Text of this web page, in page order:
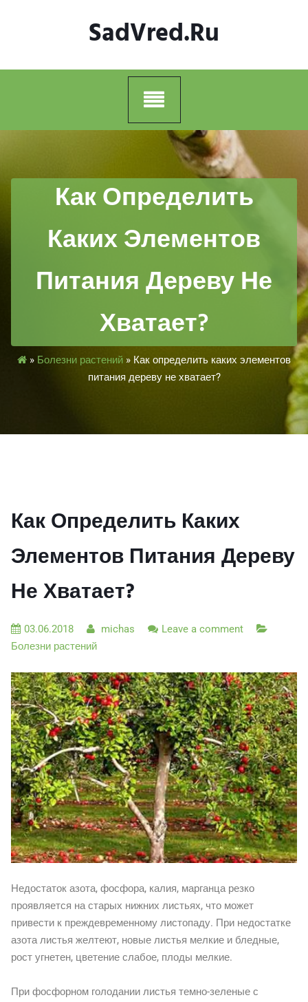
SadVred.ru
Как Определить
Каких Элементов
Питания Дереву Не
Хватает?
» Болезни растений » Как определить каких элементов
питания дереву не хватает?
Как Определить Каких
Элементов Питания Дереву
Не Хватает?
03.06.2018 michas
Leave a comment
Болезни растений
Недостаток азота, фосфора, калия, марганца резко
проявляется на старых нижних листьях, что может
привести к преждевременному листопаду. При недостатке
азота листья желтеют, новые листья мелкие и бледные,
рост угнетен, цветение слабое, плоды мелкие.
При фосфорном голодании листья темно-зеленые с